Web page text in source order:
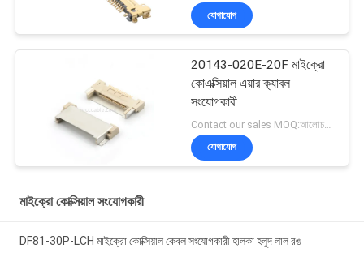
যোগাযোগ
20143-020E-20F মাইক্রো
কোএক্সিয়াল এয়ার ক্যাবল
সংযোগকারী
যোগাযোগ
মাইক্রো কোক্সিয়াল সংযোগকারী
DF81-30P-LCH মাইক্রো কোক্সিয়াল কেবল সংযোগকারী হালকা হলুদ লাল রঙ